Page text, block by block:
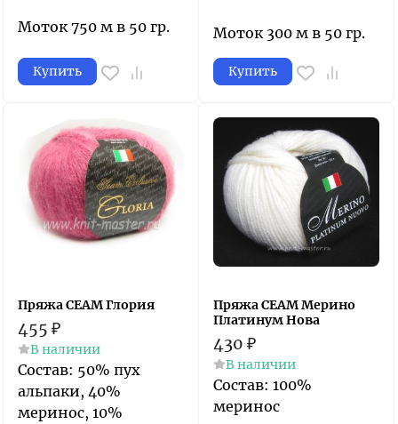
Моток 750 м в 50 гр.
Купить
Моток 300 м в 50 гр.
Купить
Пряжа СЕАМ Глория
455 ₽
В наличии
Состав: 50% пух
альпаки, 40%
меринос, 10%
Пряжа СЕАМ Мерино
Платинум Нова
430 ₽
В наличии
Состав: 100%
меринос